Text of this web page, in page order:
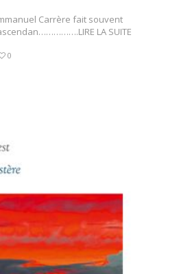
Carrère fait souvent
LA SUITE
0
LA SUITE